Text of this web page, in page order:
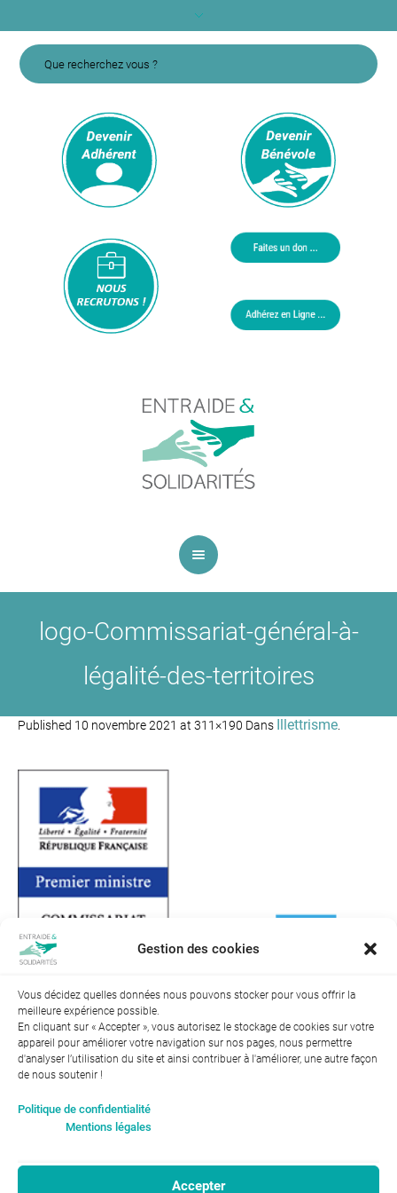
Gestion des cookies
Vous décidez quelles données nous pouvons stocker pour vous offrir la
meilleure expérience possible.
En cliquant sur « Accepter », vous autorisez le stockage de cookies sur votre
appareil pour améliorer votre navigation sur nos pages, nous permettre
d'analyser l’utilisation du site et ainsi contribuer à l'améliorer, une autre façon
de nous soutenir !
Politique de confidentialité
Mentions légales
Accepter
logo-Commissariat-général-à-
légalité-des-territoires
Published 10 novembre 2021 at 311×190 Dans Illettrisme
← Précédent
femmes : 94